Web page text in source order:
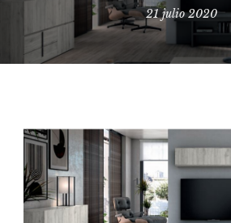
21 julio 2020